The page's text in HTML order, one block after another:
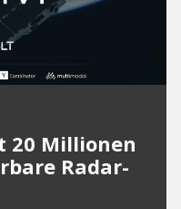
20 Millionen
Radar-